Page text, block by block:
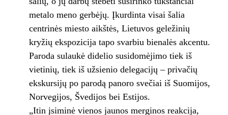
metalo meno gerbėjų. Įkurdinta visai šalia
centrinės miesto aikštės, Lietuvos geležinių
kryžių ekspozicija tapo svarbiu bienalės akcentu.
Paroda sulaukė didelio susidomėjimo tiek iš
vietinių, tiek iš užsienio delegacijų – privačių
ekskursijų po parodą panoro svečiai iš Suomijos,
Norvegijos, Švedijos bei Estijos.
„Itin įsiminė vienos jaunos merginos reakcija,